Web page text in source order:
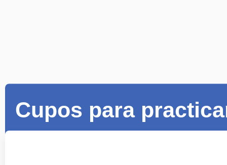
Cupos para